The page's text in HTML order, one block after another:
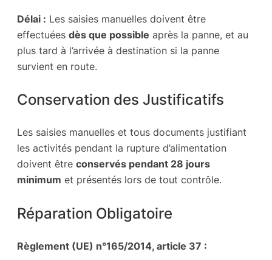
Délai : Les saisies manuelles doivent être
effectuées dès que possible après la panne, et au
plus tard à l’arrivée à destination si la panne
survient en route.
Conservation des Justificatifs
Les saisies manuelles et tous documents justifiant
les activités pendant la rupture d’alimentation
doivent être conservés pendant 28 jours
minimum et présentés lors de tout contrôle.
Réparation Obligatoire
Règlement (UE) n°165/2014, article 37 :